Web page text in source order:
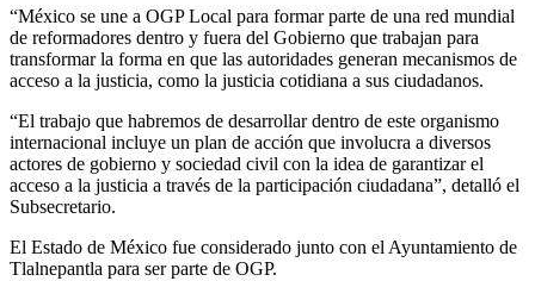
“México se une a OGP Local para formar parte de una red mundial
de reformadores dentro y fuera del Gobierno que trabajan para
transformar la forma en que las autoridades generan mecanismos de
acceso a la justicia, como la justicia cotidiana a sus ciudadanos.
“El trabajo que habremos de desarrollar dentro de este organismo
internacional incluye un plan de acción que involucra a diversos
actores de gobierno y sociedad civil con la idea de garantizar el
acceso a la justicia a través de la participación ciudadana”, detalló el
Subsecretario.
El Estado de México fue considerado junto con el Ayuntamiento de
Tlalnepantla para ser parte de OGP.